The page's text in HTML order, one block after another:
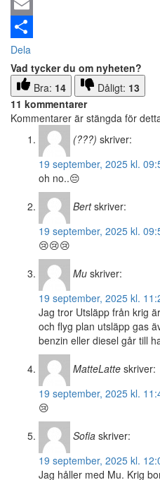
Email
Dela
Vad tycker du om nyheten?
Bra: 14 Dåligt: 13
11 kommentarer
Kommentarer är stängda för
(???) skriver:
19 september, 2025 kl.
oh no..😔
Bert skriver:
19 september, 2025 kl.
😢😢😢
Mu skriver:
19 september, 2025 kl.
Jag tror Utsläpp från krig
och flyg plan utsläpp gas
benzin eller diesel går till
MatteLatte skriver:
19 september, 2025 kl.
😢
Sofia skriver:
19 september, 2025 kl.
Jag håller med Mu. Krig